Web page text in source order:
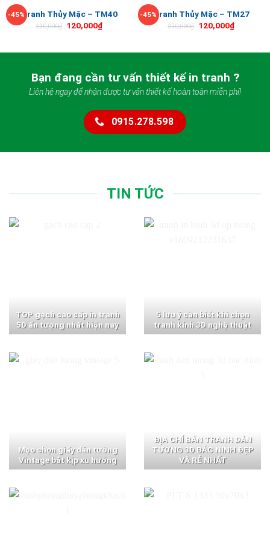
-45%Tranh Thủy Mặc – TM40
220,000₫ 120,000₫
-45%Tranh Thủy Mặc – TM27
220,000₫ 120,000₫
Bạn đang cần tư vấn thiết kế in tranh ?
Liên hệ ngay để nhận được tư vấn thiết kế hoàn toàn miễn phí!
0915.278.598
TIN TỨC
TOP gạch cao cấp in tranh
5D ấn tượng nhất hiện nay
5 lưu ý cần biết khi chọn
tranh kính 3D nghệ thuật
Mẹo chọn giấy dán tường
Vintage bắt kịp xu hướng
ĐỊA CHỈ BÁN TRANH DÁN
TƯỜNG 3D BẮC NINH ĐẸP
VÀ RẺ NHẤT